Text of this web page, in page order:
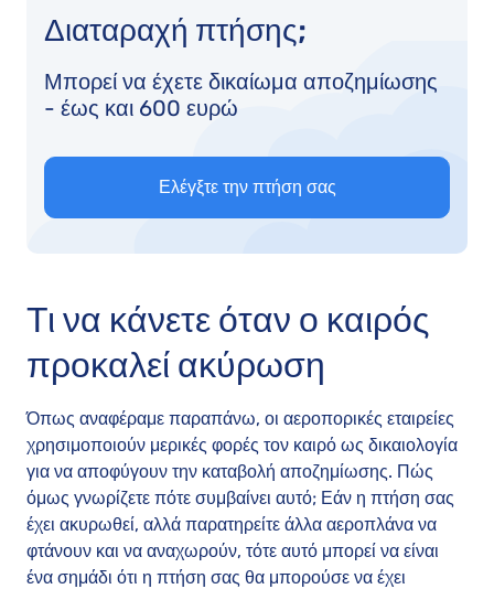
Διαταραχή πτήσης;
Μπορεί να έχετε δικαίωμα αποζημίωσης
- έως και 600 ευρώ
Ελέγξτε την πτήση σας
Τι να κάνετε όταν ο καιρός
προκαλεί ακύρωση
Όπως αναφέραμε παραπάνω, οι αεροπορικές εταιρείες
χρησιμοποιούν μερικές φορές τον καιρό ως δικαιολογία
για να αποφύγουν την καταβολή αποζημίωσης. Πώς
όμως γνωρίζετε πότε συμβαίνει αυτό; Εάν η πτήση σας
έχει ακυρωθεί, αλλά παρατηρείτε άλλα αεροπλάνα να
φτάνουν και να αναχωρούν, τότε αυτό μπορεί να είναι
ένα σημάδι ότι η πτήση σας θα μπορούσε να έχει